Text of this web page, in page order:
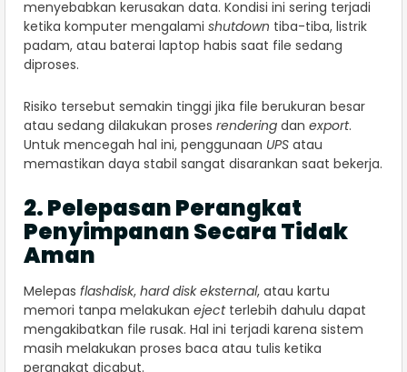
menyebabkan kerusakan data. Kondisi ini sering terjadi
ketika komputer mengalami shutdown tiba-tiba, listrik
padam, atau baterai laptop habis saat file sedang
diproses.
Risiko tersebut semakin tinggi jika file berukuran besar
atau sedang dilakukan proses rendering dan export.
Untuk mencegah hal ini, penggunaan UPS atau
memastikan daya stabil sangat disarankan saat bekerja.
2. Pelepasan Perangkat
Penyimpanan Secara Tidak
Aman
Melepas flashdisk, hard disk eksternal, atau kartu
memori tanpa melakukan ejectterlebih dahulu dapat
mengakibatkan file rusak. Hal ini terjadi karena sistem
masih melakukan proses baca atau tulis ketika
perangkat dicabut.